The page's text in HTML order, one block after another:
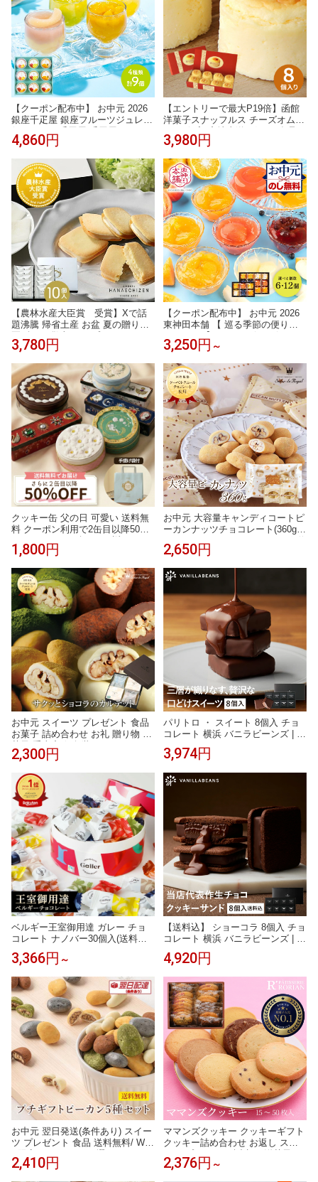
【クーポン配布中】 お中元 2026
銀座千疋屋 銀座フルーツジュレ 9
個 SK2774 千疋屋 千疋屋ゼリー
ゼリー ギフト フルーツゼリー 詰
レープフルーツゼリー みかん 桃
マンゴー ブドウ お祝い 内祝い お
礼 お返し 送料無料 御中元 初盆 人
気
4,860円
【エントリーで最大P19倍】函館
洋菓子スナッフルス チーズオムレ
ット8個入 産地直送 グルメ 食品
ギフト プレゼント 贈り物 洋菓子
イーツ チーズ菓子 北海道 お中元
夏ギフト 2026 御中元 暑中お見舞
い 残暑お見舞い
3,980円
【農林水産大臣賞 受賞】Xで話
題沸騰 帰省土産 お盆 夏の贈り物
夏ギフト 敬老の日 プレゼント ス
イーツ お祝い 個包装 婚礼 お菓子
0個入 福井 銘菓 羽二重餅 誕生日
内祝い ギフト お取り寄せ 出産祝
い
3,780円
【クーポン配布中】 お中元 2026
東神田本舗 【 巡る季節の便り（
ゼリー ） 】 SCMS 6個 12個 フル
ーツゼリー スイーツ 洋菓子 フル
い お礼 お返し 常温 ギフト 送料無
料 お供え 夏ギフト 御中元 初盆 人
気
3,250円 ～
クッキー缶 父の日 可愛い 送料無
料 クーポン利用で2缶目以降50％
ゃれ 缶入り スイーツ お菓子缶 お
菓子 誕生日 結婚祝い 出産祝い 退
職祝い 父の日 バレンタイン ホワ
イトデー
1,800円
お中元 大容量キャンディコートピ
ーカンナッツチョコレート(360g)
スイーツ プレゼント 食品 チョコ
菓子 ありがとう
2,650円
お中元 スイーツ プレゼント 食品
お菓子 詰め合わせ お礼 贈り物 洋
チョコレート ありがとう お世話
カルテット(4種×各3袋/箱)
2,300円
パリトロ ・ スイート 8個入 チョ
コレート 横浜 バニラビーンズ | 生
チョコ プチケーキ チョコ 洋菓子
お菓子 高級 チョコレートギフト
3,974円
ベルギー王室御用達 ガレー チョ
コレート ナノバー30個入(送料込)
詰め合わせ 2026 年 お中元 ギフト
お菓子 スイーツ チョコ 個包装 小
拶 手土産 出産 内祝い お返し 有名
高級 おしゃれ 可愛い 人気 誕生日
プレゼント 御 中元 ギフト
3,366円 ～
【送料込】 ショーコラ 8個入 チョ
コレート 横浜 バニラビーンズ | チ
ョコサンド チョコ 洋菓子 お菓子
高級 チョコレートギフト お中元
4,920円
お中元 翌日発送(条件あり) スイー
ツ プレゼント 食品 送料無料/ WE
B限定2パターンから選ぶチョコレ
ートプチギフト 5種セット 詰め合
2,410円
ママンズクッキー クッキーギフト
クッキー詰め合わせ お返し スイ
ーツ プレゼント 誕生日 洋菓子 お
取り寄せ ギフト 手土産 お祝い 贈
2,376円 ～